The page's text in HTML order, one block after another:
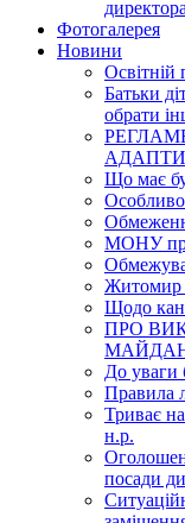
Фотогалерея
Новини
Освітній
Батьки
обрати
Що має
МОНУ про
Житомир
Щодо
ПРО
До уваги
Правила
Триває
н.р.
посади